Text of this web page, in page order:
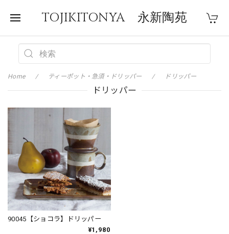
TOJIKITONYA 永新陶苑
Home ティーポット・急須・ドリッパー ドリッパー
ドリッパー
90045【ショコラ】ドリッパー
¥1,980